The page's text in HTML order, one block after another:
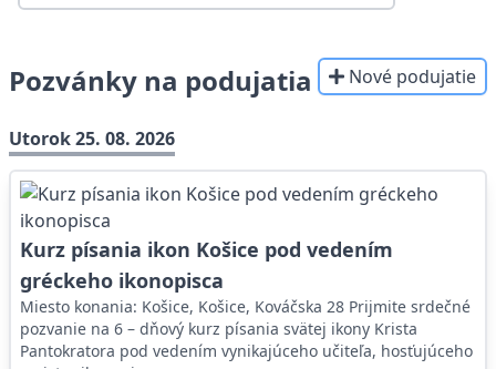
Pozvánky na podujatia Nové podujatie
Utorok 25. 08. 2026
Kurz písania ikon Košice pod vedením
gréckeho ikonopisca
Miesto konania: Košice, Košice, Kováčska 28 Prijmite srdečné
pozvanie na 6 – dňový kurz písania svätej ikony Krista
Pantokratora pod vedením vynikajúceho učiteľa, hosťujúceho